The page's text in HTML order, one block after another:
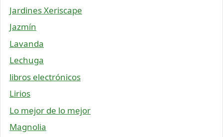
Jardines Xeriscape
Jazmín
Lavanda
Lechuga
libros electrónicos
Lirios
Lo mejor de lo mejor
Magnolia